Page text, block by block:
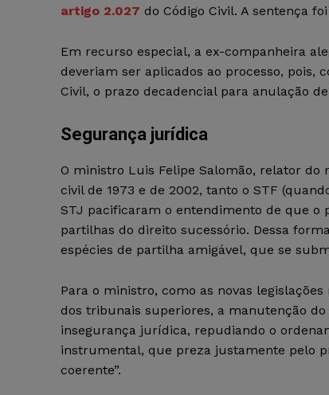
artigo 2.027 do Código Civil. A sentença
Em recurso especial, a ex-companheira
deveriam ser aplicados ao processo, pois,
Civil, o prazo decadencial para anulação
Segurança jurídica
O ministro Luis Felipe Salomão, relator do
civil de 1973 e de 2002, tanto o STF
STJ pacificaram o entendimento de que o
partilhas do direito sucessório. Dessa
espécies de partilha amigável, que se
Para o ministro, como as novas
dos tribunais superiores, a manutenção
insegurança jurídica, repudiando o
instrumental, que preza justamente pelo
coerente”.